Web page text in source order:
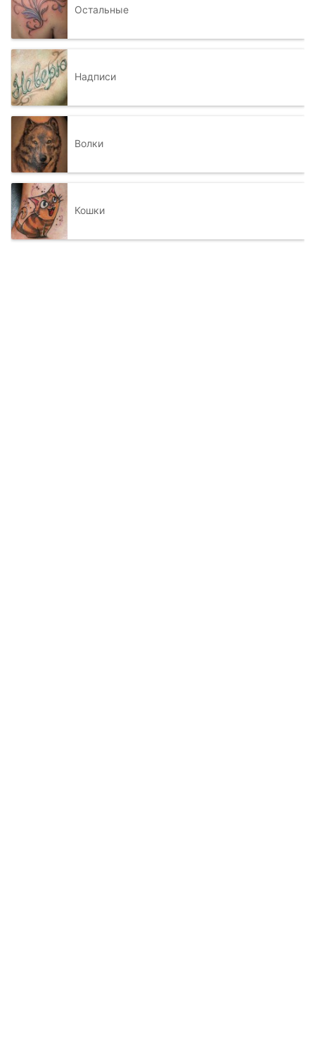
Остальные
Надписи
Волки
Кошки